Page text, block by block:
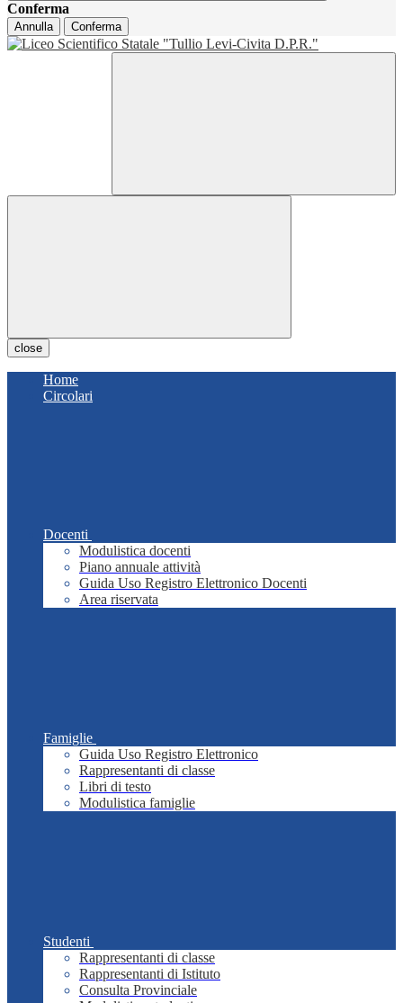
Conferma
Annulla Conferma
close
Home
Circolari
Docenti
Modulistica docenti
Piano annuale attività
Guida Uso Registro Elettronico Docenti
Area riservata
Famiglie
Guida Uso Registro Elettronico
Rappresentanti di classe
Libri di testo
Modulistica famiglie
Studenti
Rappresentanti di classe
Rappresentanti di Istituto
Consulta Provinciale